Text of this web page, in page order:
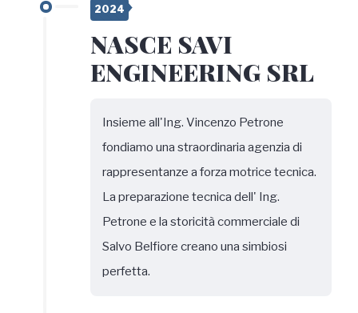
2024
NASCE SAVI
ENGINEERING SRL
Insieme all'Ing. Vincenzo Petrone
fondiamo una straordinaria agenzia di
rappresentanze a forza motrice tecnica.
La preparazione tecnica dell' Ing.
Petrone e la storicità commerciale di
Salvo Belfiore creano una simbiosi
perfetta.